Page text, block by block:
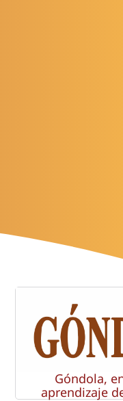
Góndola,
aprendizaje